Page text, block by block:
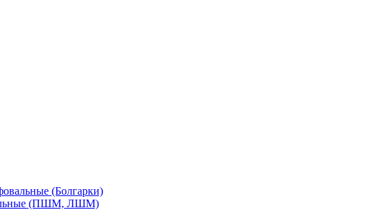
(Болгарки)
(ПШМ, ЛШМ)